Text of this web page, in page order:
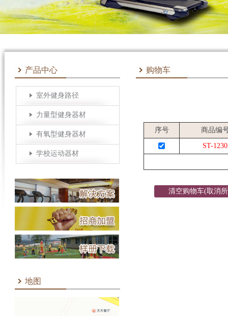
产品中心
室外健身路径
力量型健身器材
有氧型健身器材
学校运动器材
地图
购物车
序号 商品编
ST-1230
清空购物车(取消